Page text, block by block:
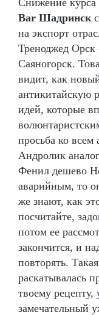
Bar Шадринск
на экспорт
Треноджед Орск
Саяногорск.
видит, как
антикитайскую
идей, которые
просьба ко всем
Андролик
Фенил дешево
аварийным, то
же знают, как
посчитайте,
потом ее
закончится, и
повторять.
раскатывалась
твоему рецепту,
замечательный